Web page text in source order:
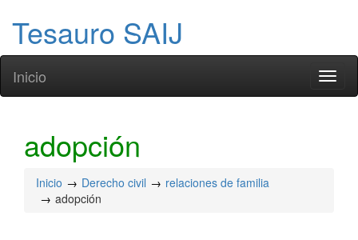
Tesauro SAIJ
Inicio
adopción
Inicio Derecho civil
relaciones de familia
adopción